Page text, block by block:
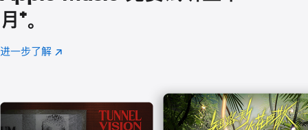
月 脚
注
⁺。
进一步了解 Apple
(在
口
中